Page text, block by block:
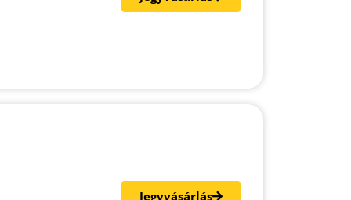
Jegyvásárlás